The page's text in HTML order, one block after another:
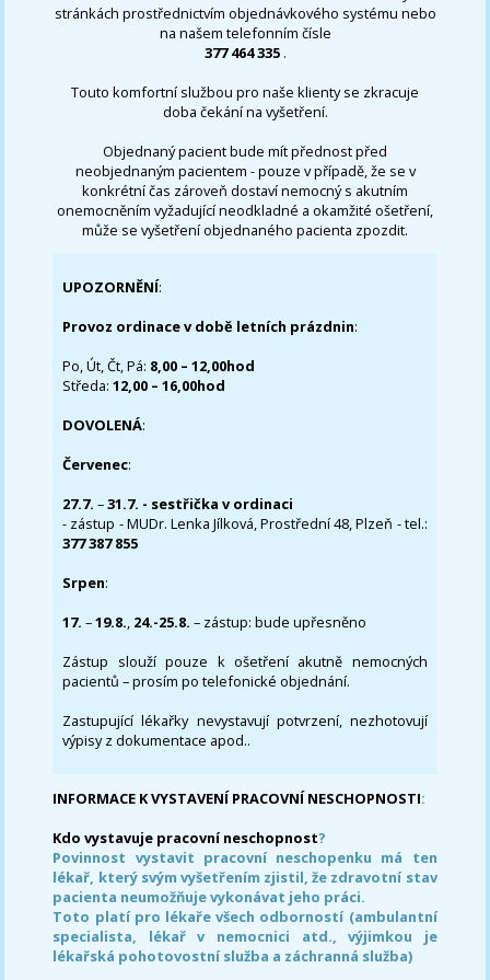
stránkách prostřednictvím objednávkového systému nebo
na našem telefonním čísle
377 464 335 .
Touto komfortní službou pro naše klienty se zkracuje
doba čekání na vyšetření.
Objednaný pacient bude mít přednost před
neobjednaným pacientem - pouze v případě, že se v
konkrétní čas zároveň dostaví nemocný s akutním
onemocněním vyžadující neodkladné a okamžité ošetření,
může se vyšetření objednaného pacienta zpozdit.
UPOZORNĚNÍ:
Provoz ordinace v době letních prázdnin:
Po, Út, Čt, Pá: 8,00 – 12,00hod
Středa:12,00 – 16,00hod
DOVOLENÁ:
Červenec:
27.7.–31.7. - sestřička v ordinaci
- zástup - MUDr. Lenka Jílková, Prostřední 48, Plzeň - tel.:
377 387 855
Srpen:
17. –19.8., 24.-25.8. – zástup: bude upřesněno
Zástup slouží pouze k ošetření akutně nemocných
pacientů – prosím po telefonické objednání.
Zastupující lékařky nevystavují potvrzení, nezhotovují
výpisy z dokumentace apod..
INFORMACE K VYSTAVENÍ PRACOVNÍ NESCHOPNOSTI:
Kdo vystavuje pracovní neschopnost?
Povinnost vystavit pracovní neschopenku má ten
lékař, který svým vyšetřením zjistil, že zdravotní stav
pacienta neumožňuje vykonávat jeho práci.
Toto platí pro lékaře všech odborností (ambulantní
specialista, lékař v nemocnici atd., výjimkou je
lékařská pohotovostní služba a záchranná služba)